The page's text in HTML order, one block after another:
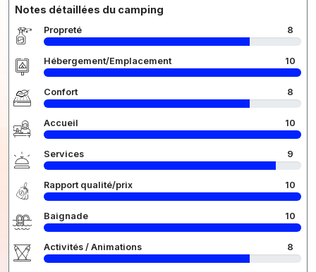
Notes détaillées du camping
Propreté 8
Hébergement/Emplacement 10
Confort 8
Accueil 10
Services 9
Rapport qualité/prix 10
Baignade 10
Activités / Animations 8